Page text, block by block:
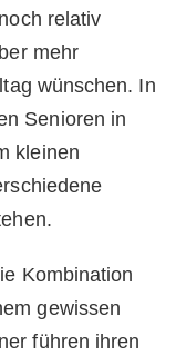
relativ
mehr
wünschen. In
Senioren in
kleinen
Kombination
gewissen
führen ihren